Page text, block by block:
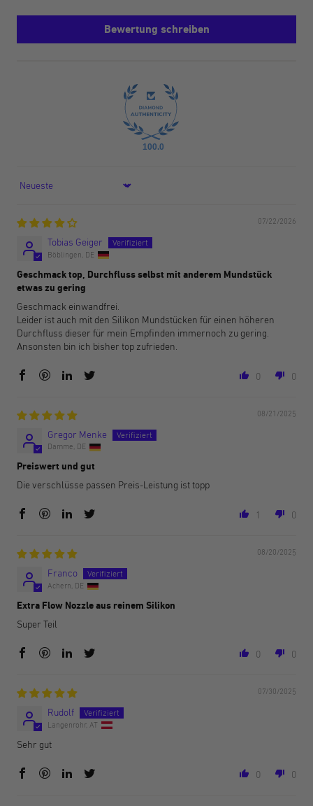
Bewertung schreiben
100.0
Sort by
07/22/2026
Tobias Geiger
Böblingen, DE
Geschmack top, Durchfluss selbst mit anderem Mundstück
etwas zu gering
Geschmack einwandfrei.
Leider ist auch mit den Silikon Mundstücken für einen höheren
Durchfluss dieser für mein Empfinden immernoch zu gering.
Ansonsten bin ich bisher top zufrieden.
0 0
08/21/2025
Gregor Menke
Damme, DE
Preiswert und gut
Die verschlüsse passen Preis-Leistung ist topp
1 0
08/20/2025
Franco
Achern, DE
Extra Flow Nozzle aus reinem Silikon
Super Teil
0 0
07/30/2025
Rudolf
Langenrohr, AT
Sehr gut
0 0